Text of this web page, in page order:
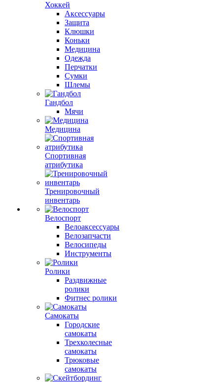
Хоккей
Аксессуары
Защита
Клюшки
Коньки
Медицина
Одежда
Перчатки
Сумки
Шлемы
Гандбол
Мячи
Медицина
Спортивная
атрибутика
Тренировочный
инвентарь
Велоспорт
Велоаксессуары
Велозапчасти
Велосипеды
Инструменты
Ролики
Раздвижные
ролики
Фитнес ролики
Самокаты
Городские
самокаты
Трехколесные
самокаты
Трюковые
самокаты